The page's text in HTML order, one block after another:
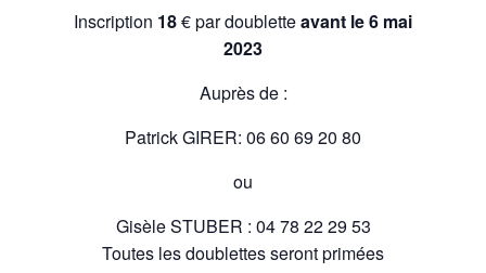
Inscription 18€ par doubletteavant le 6 mai
2023
Auprès de :
Patrick GIRER: 06 60 69 20 80
ou
Gisèle STUBER : 04 78 22 29 53
Toutes les doublettes seront primées